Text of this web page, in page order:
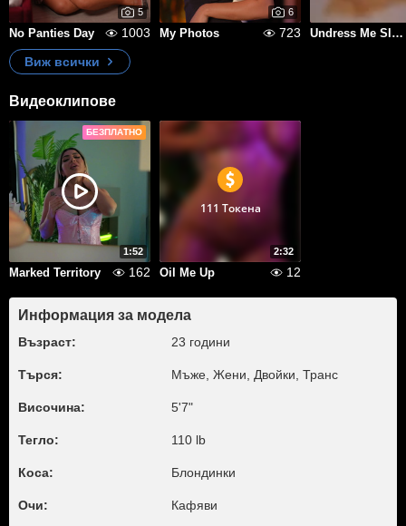
5
No Panties Day 1003
6
My Photos 723 Undress Me Slowly
Виж всички
Видеоклипове
БЕЗПЛАТНО
1:52
Marked Territory 162
2:32
111 Токена
Oil Me Up 12
Информация за модела
Възраст: 23 години
Търся: Мъже, Жени, Двойки, Транс
Височина: 5'7"
Тегло: 110 lb
Коса: Блондинки
Очи: Кафяви